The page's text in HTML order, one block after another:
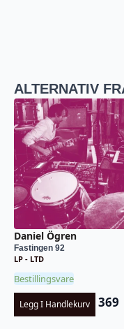
ALTERNATIV
Daniel Ögren
Fastingen 92
LP - LTD
Bestillingsvare
Legg I Handlekurv 369